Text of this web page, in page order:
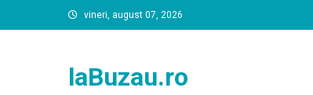
to
vineri, august 07, 2026
laBuzau.ro